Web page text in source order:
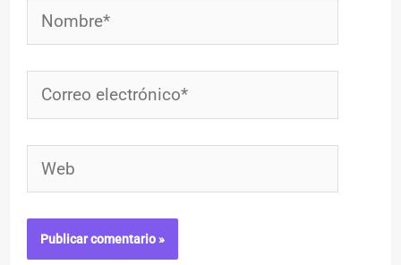
Nombre*
Correo
electrónico*
Web